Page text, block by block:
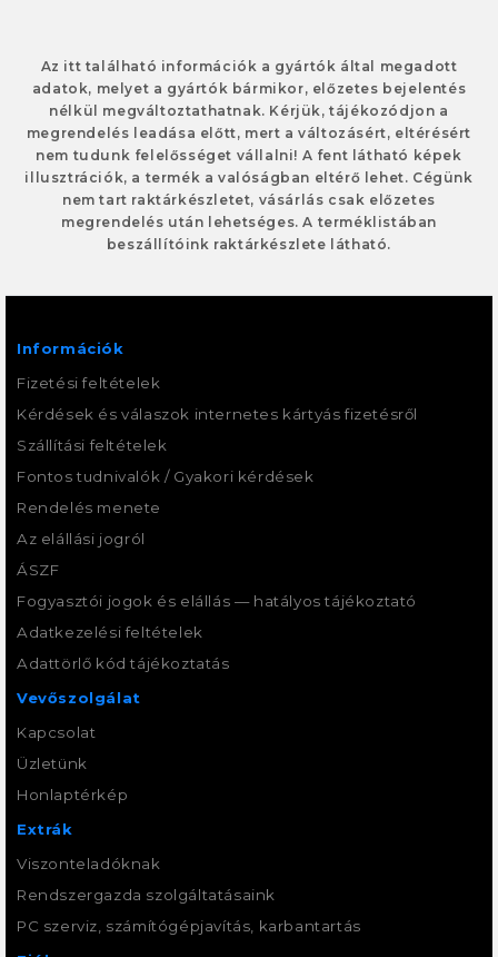
Az itt található információk a gyártók által megadott
adatok, melyet a gyártók bármikor, előzetes bejelentés
nélkül megváltoztathatnak. Kérjük, tájékozódjon a
megrendelés leadása előtt, mert a változásért, eltérésért
nem tudunk felelősséget vállalni! A fent látható képek
illusztrációk, a termék a valóságban eltérő lehet. Cégünk
nem tart raktárkészletet, vásárlás csak előzetes
megrendelés után lehetséges. A terméklistában
beszállítóink raktárkészlete látható.
Információk
Fizetési feltételek
Kérdések és válaszok internetes kártyás fizetésről
Szállítási feltételek
Fontos tudnivalók / Gyakori kérdések
Rendelés menete
Az elállási jogról
ÁSZF
Fogyasztói jogok és elállás — hatályos tájékoztató
Adatkezelési feltételek
Adattörlő kód tájékoztatás
Vevőszolgálat
Kapcsolat
Üzletünk
Honlaptérkép
Extrák
Viszonteladóknak
Rendszergazda szolgáltatásaink
PC szerviz, számítógépjavítás, karbantartás